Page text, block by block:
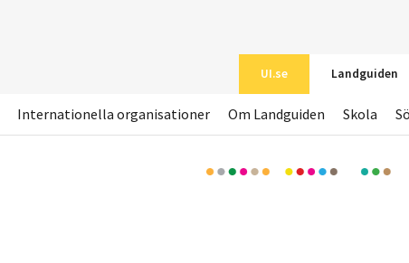
UI.se Landguiden
Internationella organisationer Om Landguiden Skola